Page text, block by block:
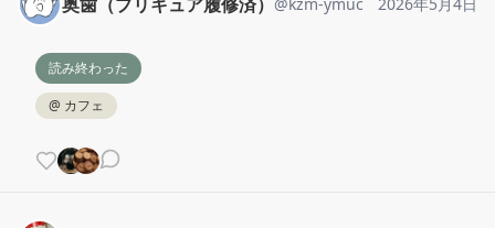
読み終わった
@ カフェ